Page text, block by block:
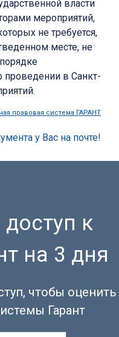
власти
мероприятий,
не требуется,
месте, не
проведении в Санкт-
правовая система ГАРАНТ
к
на 3 дня
чтобы оценить
Гарант